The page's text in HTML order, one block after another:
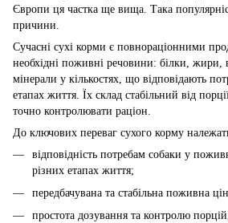
Європи ця частка ще вища. Така
причини.
Сучасні сухі корми є повнораціонними
необхідні поживні речовини: білки, жири,
мінерали у кількостях, що відповідають
етапах життя. Їх склад стабільний від
точно контролювати раціон.
До ключових переваг сухого корму
відповідність потребам собаки у
різних етапах життя;
передбачувана та стабільна поживна
простота дозування та контролю